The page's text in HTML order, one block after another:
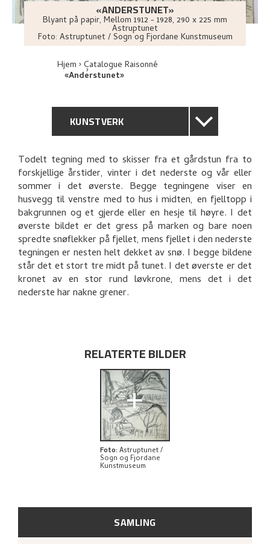
«ANDERSTUNET»
Blyant på papir, Mellom 1912 - 1928, 290 x 225 mm
Astruptunet
Foto: Astruptunet / Sogn og Fjordane Kunstmuseum
Hjem Catalogue Raisonné
«Anderstunet»
KUNSTVERK
GENERELL BESKRIVELSE
TEKNISK INFORMASJON
PROVENIENS
UTFORSK
SAMLING
Todelt tegning med to skisser fra et gårdstun fra to
forskjellige årstider, vinter i det nederste og vår eller
sommer i det øverste. Begge tegningene viser en
husvegg til venstre med to hus i midten, en fjelltopp i
bakgrunnen og et gjerde eller en hesje til høyre. I det
øverste bildet er det gress på marken og bare noen
spredte snøflekker på fjellet, mens fjellet i den nederste
tegningen er nesten helt dekket av snø. I begge bildene
står det et stort tre midt på tunet. I det øverste er det
kronet av en stor rund løvkrone, mens det i det
nederste har nakne grener.
RELATERTE BILDER
+
Foto: Astruptunet /
Sogn og Fjordane
Kunstmuseum